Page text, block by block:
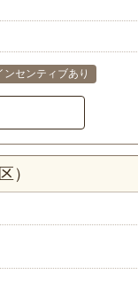
ンセンティブあり
）